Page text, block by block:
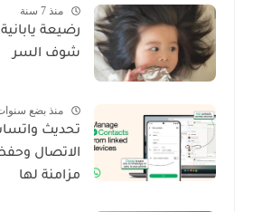
منذ 7 سنة
رضيعة
شوف السر
منذ بضع
تحديث
الاتصال
مزامنة لها